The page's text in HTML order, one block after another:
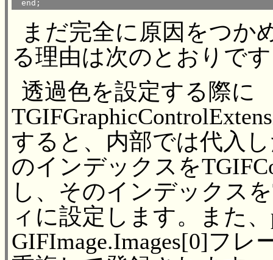
まだ完全に原因をつか
る理由は次のとおりで
透過色を設定する際に
すると、内部では代入
のインデックスを
し、そのインデックス
ィに設定します。また
GIFImage.Images[0]フ